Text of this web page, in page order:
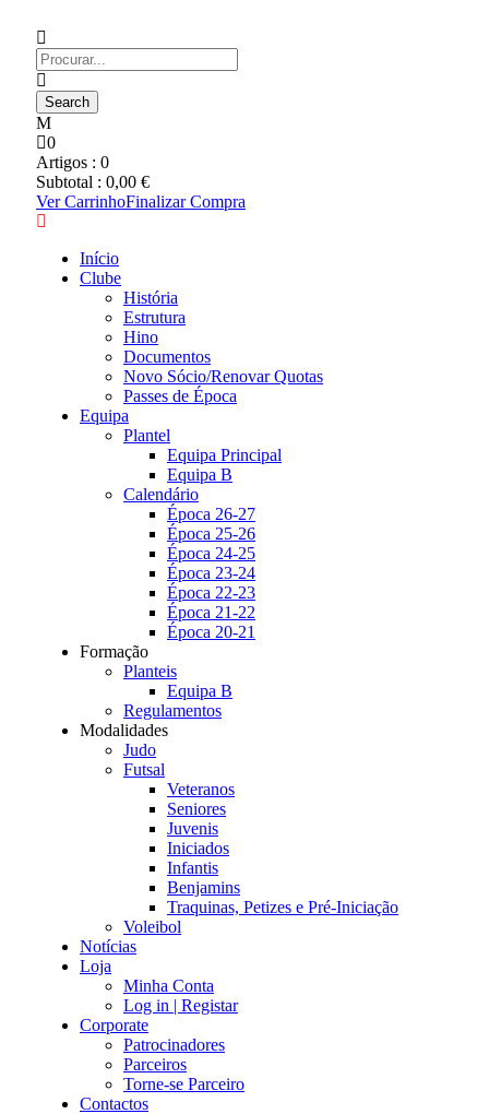
0
Artigos : 0
Subtotal : 0,00 €
Ver CarrinhoFinalizar Compra
Início
Clube
História
Estrutura
Hino
Documentos
Novo Sócio/Renovar Quotas
Passes de Época
Equipa
Plantel
Equipa Principal
Equipa B
Calendário
Época 26-27
Época 25-26
Época 24-25
Época 23-24
Época 22-23
Época 21-22
Época 20-21
Formação
Planteis
Equipa B
Regulamentos
Modalidades
Judo
Futsal
Veteranos
Seniores
Juvenis
Iniciados
Infantis
Benjamins
Traquinas, Petizes e Pré-Iniciação
Voleibol
Notícias
Loja
Minha Conta
Log in | Registar
Corporate
Patrocinadores
Parceiros
Torne-se Parceiro
Contactos